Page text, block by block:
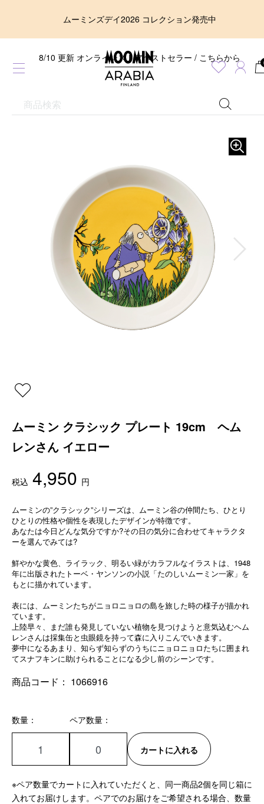
ムーミンズデイ2026 コレクション発売中
8/10 更新 オンラインストアベストセラー / こちらから
ムーミン クラシック プレート 19cm ヘム
レンさん イエロー
税込 4,950 円
ムーミンの”クラシック”シリーズは、ムーミン谷の仲間たち、ひとり
ひとりの性格や個性を表現したデザインが特徴です。
あなたは今日どんな気分ですか?その日の気分に合わせてキャラクタ
ーを選んでみては?
鮮やかな黄色、ライラック、明るい緑がカラフルなイラストは、1948
年に出版されたトーベ・ヤンソンの小説「たのしいムーミン一家」を
もとに描かれています。
表には、ムーミンたちがニョロニョロの島を旅した時の様子が描かれ
ています。
上陸早々、まだ誰も発見していない植物を見つけようと意気込むヘム
レンさんは採集缶と虫眼鏡を持って森に入りこんでいきます。
夢中になるあまり、知らず知らずのうちにニョロニョロたちに囲まれ
てスナフキンに助けられることになる少し前のシーンです。
商品コード： 1066916
数量： ペア数量：
カートに入れる
※ペア数量でカートに入れていただくと、同一商品2個を同じ箱に
入れてお届けします。ペアでのお届けをご希望される場合、数量